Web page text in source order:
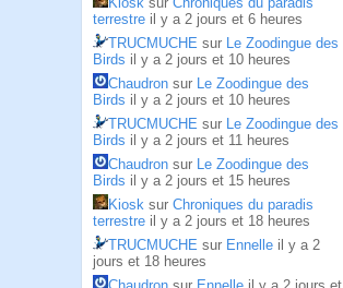
terrestre il y a 2 jours et 6 heures
TRUCMUCHE sur Le Zoodingue des
Birds il y a 2 jours et 10 heures
Chaudron sur Le Zoodingue des
Birds il y a 2 jours et 10 heures
TRUCMUCHE sur Le Zoodingue des
Birds il y a 2 jours et 11 heures
Chaudron sur Le Zoodingue des
Birds il y a 2 jours et 15 heures
Kiosk sur Chroniques du paradis
terrestre il y a 2 jours et 18 heures
TRUCMUCHE sur Ennelle il y a 2
jours et 18 heures